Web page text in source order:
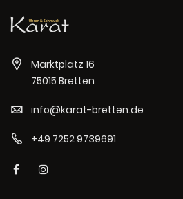
Marktplatz 16
75015 Bretten
info@karat-bretten.de
+49 7252 9739691